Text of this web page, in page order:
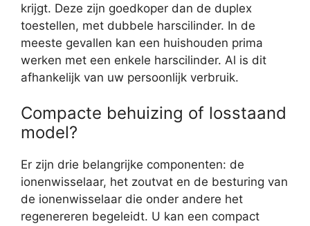
krijgt. Deze zijn goedkoper dan de duplex
toestellen, met dubbele harscilinder. In de
meeste gevallen kan een huishouden prima
werken met een enkele harscilinder. Al is dit
afhankelijk van uw persoonlijk verbruik.
Compacte behuizing of losstaand
model?
Er zijn drie belangrijke componenten: de
ionenwisselaar, het zoutvat en de besturing van
de ionenwisselaar die onder andere het
regenereren begeleidt. U kan een compact